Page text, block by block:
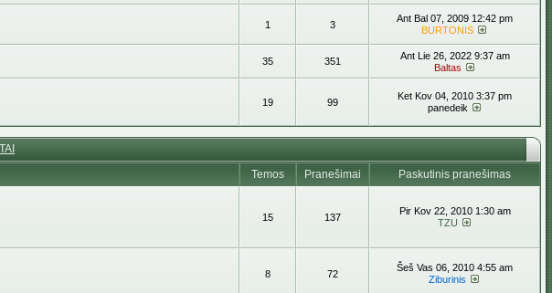
1 3
Ant Bal 07, 2009 12:42 pm
BURTONIS
35 351
Ant Lie 26, 2022 9:37 am
Baltas
19 99
Ket Kov 04, 2010 3:37 pm
panedeik
Temos Pranešimai
Paskutinis pranešimas
15 137
Pir Kov 22, 2010 1:30 am
TZU
8 72
Šeš Vas 06, 2010 4:55 am
Ziburinis